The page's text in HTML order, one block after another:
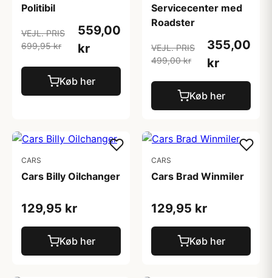
Politibil
VEJL. PRIS
699,95 kr
559,00
kr
Køb her
Servicecenter med
Roadster
VEJL. PRIS
499,00 kr
355,00
kr
Køb her
CARS
Cars Billy Oilchanger
129,95 kr
Køb her
CARS
Cars Brad Winmiler
129,95 kr
Køb her